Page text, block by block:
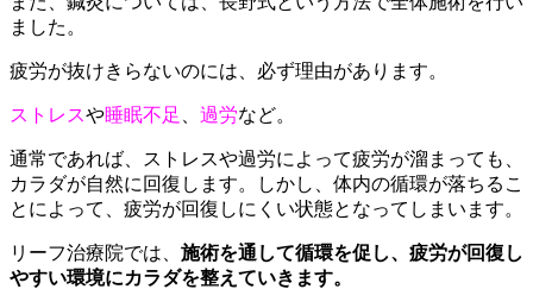
ました。
疲労が抜けきらないのには、必ず理由があります。
ストレスや睡眠不足 過労など。
通常であれば、ストレスや過労によって疲労が溜まっても、
カラダが自然に回復します。しかし、体内の循環が落ちるこ
とによって、疲労が回復しにくい状態となってしまいます。
リーフ治療院では、 施術を通して循環を促し、疲労が回復し
やすい環境にカラダを整えていきます。